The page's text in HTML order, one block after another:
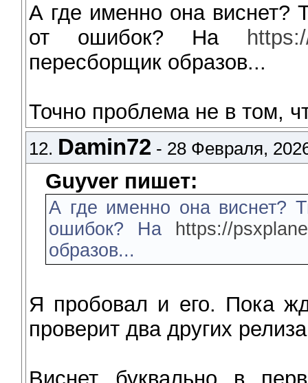
А где именно она виснет?
от ошибок? На
пересборщик образов...
Точно проблема не в том,
12. Damin72 - 28 Февраля,
Guyver пишет:
А где именно она виснет?
ошибок? На
https://
образов...
Я пробовал и его. Пока
проверит два других